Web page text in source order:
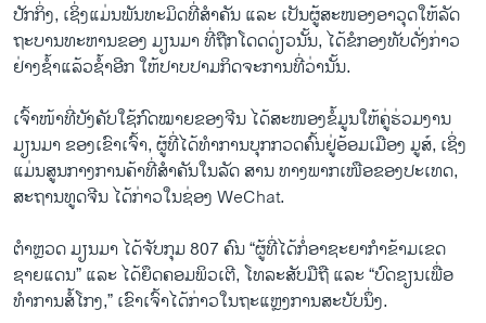
ປັກ​ກິ່ງ, ເຊິ່ງ​ແມ່ນ​ພັ​ນ​ທະ​ມິດ​ທີ່​ສຳ​ຄັນ ແລະ ເປັນ​ຜູ້​ສະ​ໜອງ​ອາ​ວຸດ​ໃຫ້​ລັດ​
ຖະ​ບານ​ທະ​ຫານ​ຂອງ ມຽນ​ມາ ທີ່​ຖືກ​ໂດດ​ດ່ຽວ​ນັ້ນ, ໄດ້​ຂໍກອງ​ທັບ​ດັ່ງ​ກ່າວ​
ຢ່າງ​ຊໍ້​າ​ແລ້ວ​ຊ້ຳ​ອີກ ​ໃຫ້​ປາບ​ປາມ​ກິດຈະການ​ທີ່​ວ່າ​ນັ້ນ.
ເຈົ້າ​ໜ້າ​ທີ່​ບັງ​ຄັບ​ໃຊ້​ກົດ​ໝາຍຂອງຈີນ ໄດ້​ສະ​ໜອງ​ຂໍ້​ມູນ​ໃຫ້​ຄູ່​ຮ່ວມງານ
ມຽນ​ມາ ຂອງ​ເຂົາ​ເຈົ້າ, ຜູ້​ທີ່​ໄດ້​ທຳ​ການ​ບຸກກວດ​ຄົ້ນ​ຢູ່​ອ້ອມ​ເມືອງ ມູ​ສ໌, ເຊິ່ງ​
ແມ່ນ​ສູນ​ກາງ​ການ​ຄ້າ​ທີ່​ສຳ​ຄັນ​ໃນ​ລັດ ສານ ທາງ​ພາກ​ເໜືອ​ຂອງ​ປະ​ເທດ,
ສະ​ຖານ​ທູດຈີນ ​ໄດ້​ກ່າວ​ໃນ​ຊ່ອງ WeChat.
ຕຳຫຼວດ ມຽນ​ມາ ໄດ້​ຈັບ​ກຸມ 807 ຄົນ “ຜູ້​ທີ່​ໄດ້​ກໍ່​ອາ​ຊະ​ຍາ​ກຳ​ຂ້າມ​ເຂດ​
ຊາຍ​ແດນ” ແລະ ໄດ້​ຍຶດ​ຄອມ​ພິວ​ເຕີ, ໂທ​ລະ​ສັບ​ມື​ຖື ແລະ “ບົດ​ຂຽນ​ເພື່ອ​
ທຳ​ການ​ສໍ້​ໂກງ,” ເຂົາ​ເຈົ້າ​ໄດ້​ກ່າວ​ໃນ​ຖະ​ແຫຼງ​ການ​ສະ​ບັບ​ນຶ່ງ.